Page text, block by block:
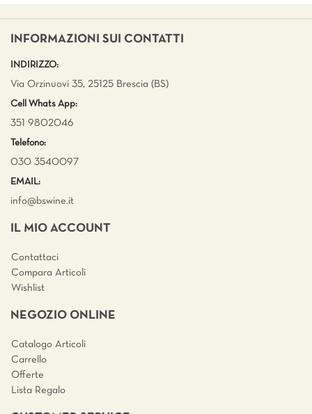
INFORMAZIONI SUI CONTATTI
INDIRIZZO:
Via Orzinuovi 35, 25125 Brescia (BS)
Cell Whats App:
351 9802046
Telefono:
030 3540097
EMAIL:
info@bswine.it
IL MIO ACCOUNT
Contattaci
Compara Articoli
Wishlist
NEGOZIO ONLINE
Catalogo Articoli
Carrello
Offerte
Lista Regalo